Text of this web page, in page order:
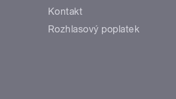
Kontakt
Rozhlasový poplatek